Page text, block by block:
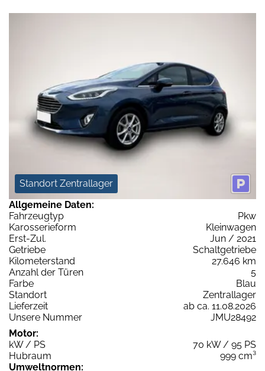
Standort Zentrallager
Allgemeine Daten:
Fahrzeugtyp
Pkw
Karosserieform
Kleinwagen
Erst-Zul.
Jun / 2021
Getriebe
Schaltgetriebe
Kilometerstand
27.646 km
Anzahl der Türen
5
Farbe
Blau
Standort
Zentrallager
Lieferzeit
ab ca. 11.08.2026
Unsere Nummer
JMU28492
Motor:
kW / PS
70 kW / 95 PS
Hubraum
999 cm³
Umweltnormen: